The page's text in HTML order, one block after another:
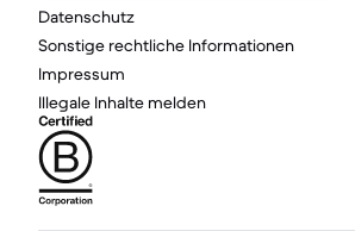
Datenschutz
Sonstige rechtliche Informationen
Impressum
Illegale Inhalte melden